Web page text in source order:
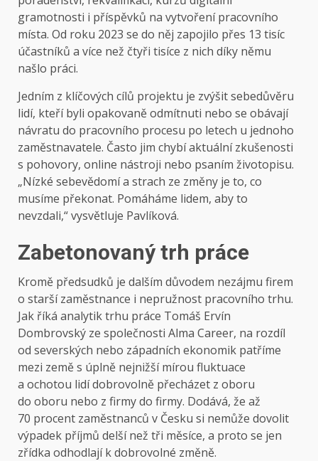
gramotnosti i příspěvků na vytvoření pracovního
místa. Od roku 2023 se do něj zapojilo přes 13 tisíc
účastníků a více než čtyři tisíce z nich díky němu
našlo práci.
Jedním z klíčových cílů projektu je zvýšit sebedůvěru
lidí, kteří byli opakovaně odmítnuti nebo se obávají
návratu do pracovního procesu po letech u jednoho
zaměstnavatele. Často jim chybí aktuální zkušenosti
s pohovory, online nástroji nebo psaním životopisu.
„Nízké sebevědomí a strach ze změny je to, co
musíme překonat. Pomáháme lidem, aby to
nevzdali,“ vysvětluje Pavlíková.
Zabetonovaný trh práce
Kromě předsudků je dalším důvodem nezájmu firem
o starší zaměstnance i nepružnost pracovního trhu.
Jak říká analytik trhu práce Tomáš Ervín
Dombrovský ze společnosti Alma Career, na rozdíl
od severských nebo západních ekonomik patříme
mezi země s úplně nejnižší mírou fluktuace
a ochotou lidí dobrovolně přecházet z oboru
do oboru nebo z firmy do firmy. Dodává, že až
70 procent zaměstnanců v Česku si nemůže dovolit
výpadek příjmů delší než tři měsíce, a proto se jen
zřídka odhodlají k dobrovolné změně.